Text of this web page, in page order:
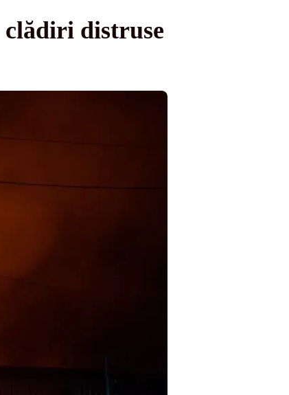
distruse